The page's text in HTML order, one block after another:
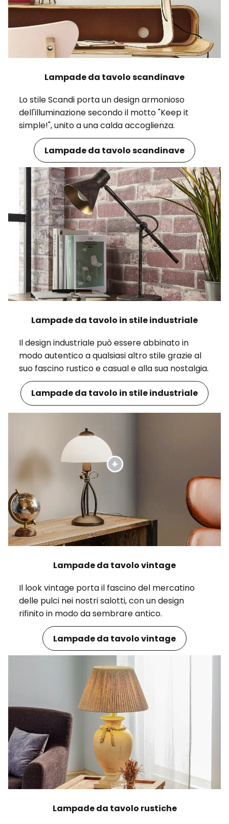
Lampade da tavolo scandinave
Lo stile Scandi porta un design armonioso
dell'illuminazione secondo il motto "Keep it
simple!", unito a una calda accoglienza.
Lampade da tavolo scandinave
Lampade da tavolo in stile industriale
Il design industriale può essere abbinato in
modo autentico a qualsiasi altro stile grazie al
suo fascino rustico e casual e alla sua nostalgia.
Lampade da tavolo in stile industriale
Lampade da tavolo vintage
Il look vintage porta il fascino del mercatino
delle pulci nei nostri salotti, con un design
rifinito in modo da sembrare antico.
Lampade da tavolo vintage
Lampade da tavolo rustiche